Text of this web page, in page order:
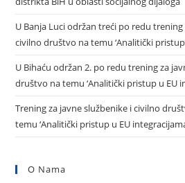
U Banja Luci održan treći po redu
civilno društvo na temu ‘Analitički pristup
U Bihaću održan 2. po redu trening za
društvo na temu ‘Analitički pristup u EU
Trening za javne službenike i civilno
temu ‘Analitički pristup u EU
O Nama